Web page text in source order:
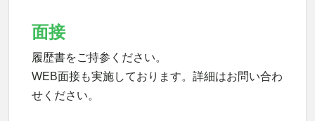
面接
履歴書をご持参ください。
WEB面接も実施しております。詳細はお問い合わ
せください。